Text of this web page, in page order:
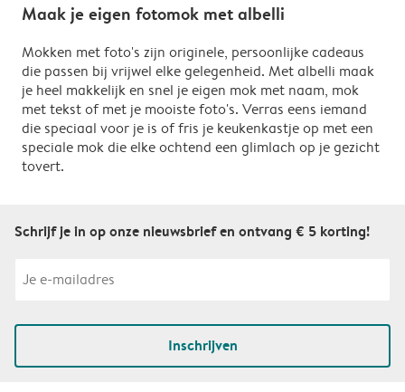
Maak je eigen fotomok met albelli
Mokken met foto's zijn originele, persoonlijke cadeaus
die passen bij vrijwel elke gelegenheid. Met albelli maak
je heel makkelijk en snel je eigen mok met naam, mok
met tekst of met je mooiste foto's. Verras eens iemand
die speciaal voor je is of fris je keukenkastje op met een
speciale mok die elke ochtend een glimlach op je gezicht
tovert.
Schrijf je in op onze nieuwsbrief en ontvang € 5 korting!
Inschrijven